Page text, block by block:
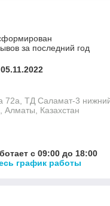
за последний год
72а, ТД Саламат-3
Алматы, Казахстан
с 09:00 до 18:00
график работы